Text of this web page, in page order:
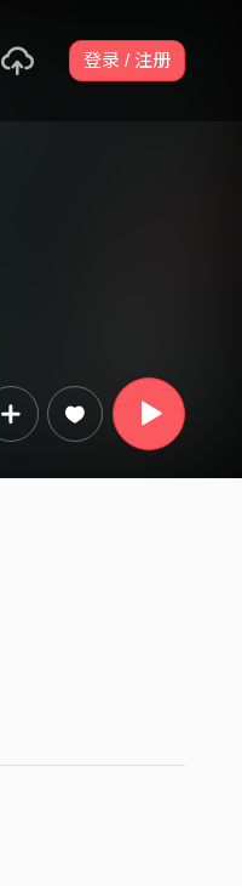
登录 / 注册